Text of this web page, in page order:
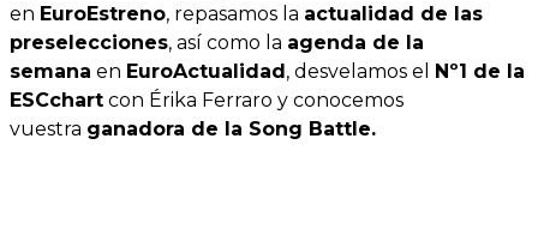
en EuroEstreno, repasamos la actualidad de las
preselecciones, así como la agenda de la
semana en EuroActualidad, desvelamos el Nº1 de la
ESCchart con Érika Ferraro y conocemos
vuestra ganadora de la Song Battle.